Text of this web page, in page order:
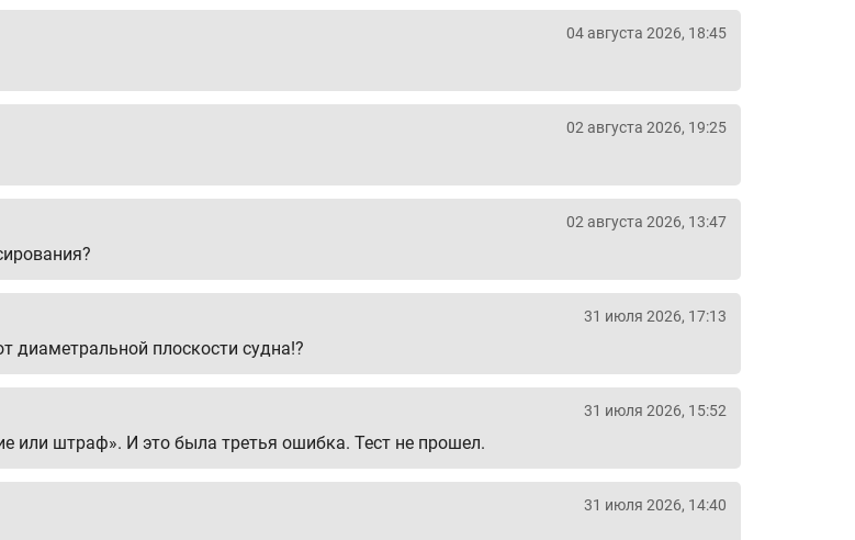
04 августа 2026, 18:45
02 августа 2026, 19:25
02 августа 2026, 13:47
31 июля 2026, 17:13
диаметральной плоскости судна!?
31 июля 2026, 15:52
или штраф». И это была третья ошибка. Тест не прошел.
31 июля 2026, 14:40